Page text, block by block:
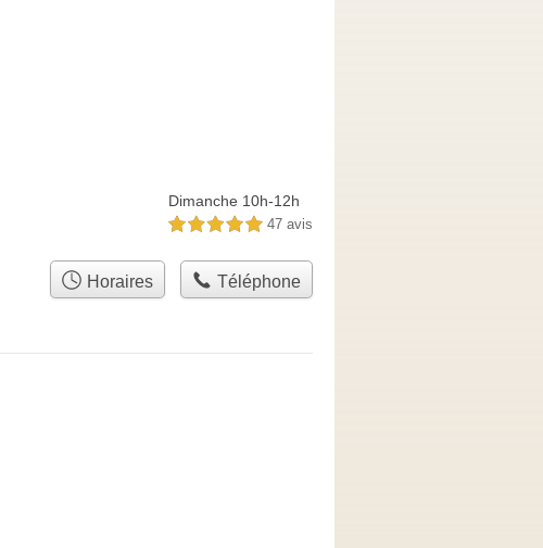
Dimanche 10h-12h
5,0 étoiles sur 5 47 avis
Horaires Téléphone